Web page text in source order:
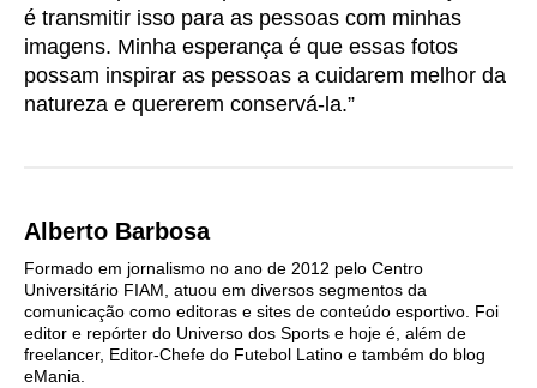
é transmitir isso para as pessoas com minhas
imagens. Minha esperança é que essas fotos
possam inspirar as pessoas a cuidarem melhor da
natureza e quererem conservá-la.”
Alberto Barbosa
Formado em jornalismo no ano de 2012 pelo Centro
Universitário FIAM, atuou em diversos segmentos da
comunicação como editoras e sites de conteúdo esportivo. Foi
editor e repórter do Universo dos Sports e hoje é, além de
freelancer, Editor-Chefe do Futebol Latino e também do blog
eMania.